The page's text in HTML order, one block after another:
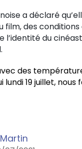
a déclaré
film, des conditions
l’identité du
des
lundi 19 juillet, nous